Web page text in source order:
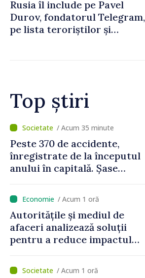
Rusia îl include pe Pavel
Durov, fondatorul Telegram,
pe lista teroriștilor și
Top știri
/ Acum 16 minute
Cod galben de instabilitate
atmosferică în cea mai mare
parte a țării
/ Acum 1 oră
Autoritățile și mediul de
afaceri analizează soluții
pentru a reduce impactul
asupra economiei
/ Acum 1 oră